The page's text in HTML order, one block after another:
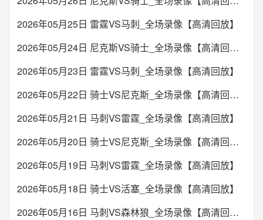
2026年05月25日 雷霆VS马刺_全场录像【高清回放】
2026年05月24日 尼克斯VS骑士_全场录像【高清回放】
2026年05月23日 雷霆VS马刺_全场录像【高清回放】
2026年05月22日 骑士VS尼克斯_全场录像【高清回放】
2026年05月21日 马刺VS雷霆_全场录像【高清回放】
2026年05月20日 骑士VS尼克斯_全场录像【高清回放】
2026年05月19日 马刺VS雷霆_全场录像【高清回放】
2026年05月18日 骑士VS活塞_全场录像【高清回放】
2026年05月16日 马刺VS森林狼_全场录像【高清回放】